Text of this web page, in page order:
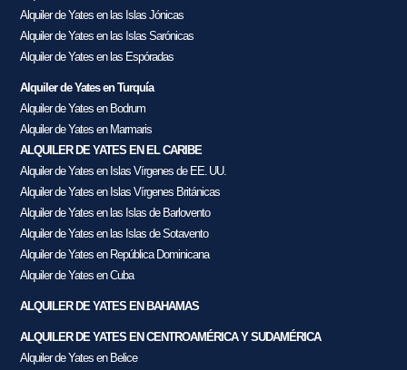
Alquiler de Yates en las Islas Jónicas
Alquiler de Yates en las Islas Sarónicas
Alquiler de Yates en las Espóradas
Alquiler de Yates en Turquía
Alquiler de Yates en Bodrum
Alquiler de Yates en Marmaris
ALQUILER DE YATES EN EL CARIBE
Alquiler de Yates en Islas Vírgenes de EE. UU.
Alquiler de Yates en Islas Vírgenes Británicas
Alquiler de Yates en las Islas de Barlovento
Alquiler de Yates en las Islas de Sotavento
Alquiler de Yates en República Dominicana
Alquiler de Yates en Cuba
ALQUILER DE YATES EN BAHAMAS
ALQUILER DE YATES EN CENTROAMÉRICA Y SUDAMÉRICA
Alquiler de Yates en Belice